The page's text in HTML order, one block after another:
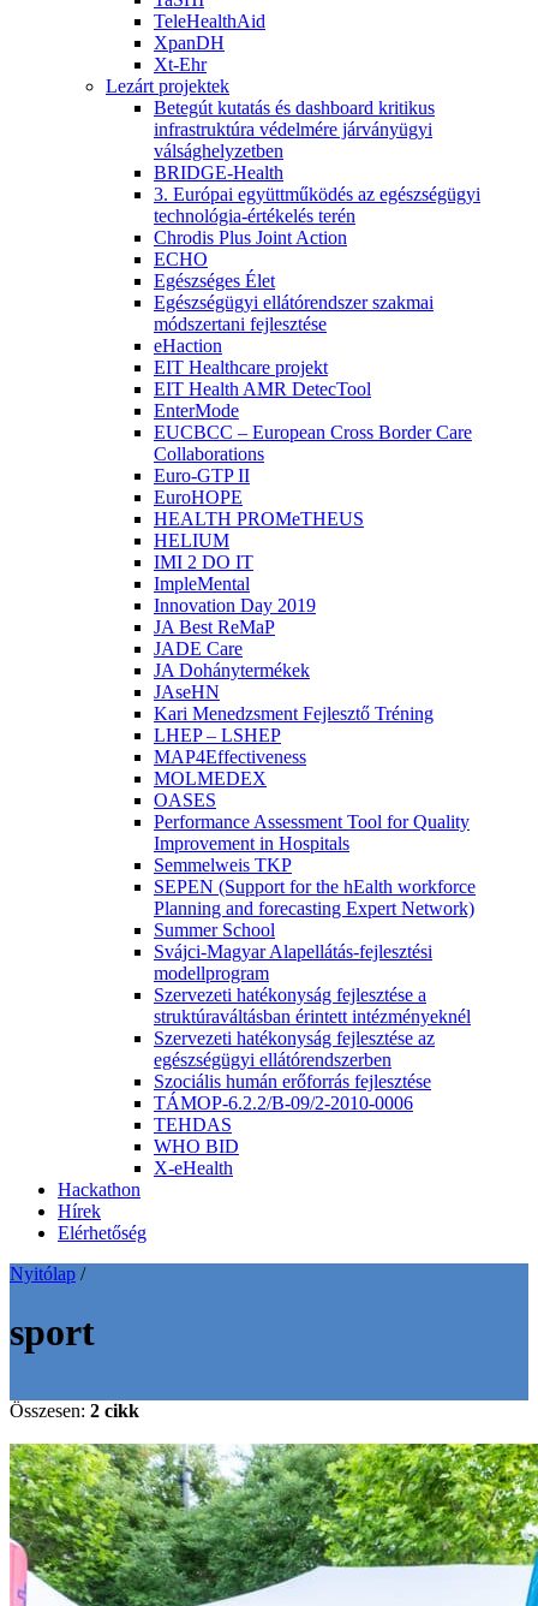
TeleHealthAid
XpanDH
Xt-Ehr
Lezárt projektek
Betegút kutatás és dashboard kritikus
infrastruktúra védelmére járványügyi
válsághelyzetben
BRIDGE-Health
3. Európai együttműködés az egészségügyi
technológia-értékelés terén
Chrodis Plus Joint Action
ECHO
Egészséges Élet
Egészségügyi ellátórendszer szakmai
módszertani fejlesztése
eHaction
EIT Healthcare projekt
EIT Health AMR DetecTool
EnterMode
EUCBCC – European Cross Border Care
Collaborations
Euro-GTP II
EuroHOPE
HEALTH PROMeTHEUS
HELIUM
IMI 2 DO IT
ImpleMental
Innovation Day 2019
JA Best ReMaP
JADE Care
JA Dohánytermékek
JAseHN
Kari Menedzsment Fejlesztő Tréning
LHEP – LSHEP
MAP4Effectiveness
MOLMEDEX
OASES
Performance Assessment Tool for Quality
Improvement in Hospitals
Semmelweis TKP
SEPEN (Support for the hEalth workforce
Planning and forecasting Expert Network)
Summer School
Svájci-Magyar Alapellátás-fejlesztési
modellprogram
Szervezeti hatékonyság fejlesztése a
struktúraváltásban érintett intézményeknél
Szervezeti hatékonyság fejlesztése az
egészségügyi ellátórendszerben
Szociális humán erőforrás fejlesztése
TÁMOP-6.2.2/B-09/2-2010-0006
TEHDAS
WHO BID
X-eHealth
Hackathon
Hírek
Elérhetőség
Nyitólap /
sport
Összesen: 2 cikk